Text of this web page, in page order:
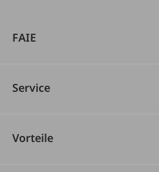
FAIE
Service
Vorteile